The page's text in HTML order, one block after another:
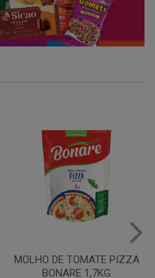
MARGARINA USO
PROFISSIONAL 80% CUKIN